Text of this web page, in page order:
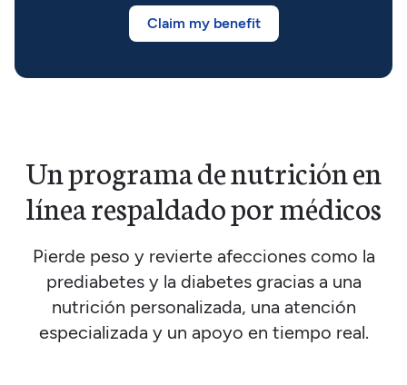
Claim my benefit
Un programa de nutrición en
línearespaldado por médicos
Pierde peso y revierte afecciones como la
prediabetes y la diabetes gracias a una
nutrición personalizada, una atención
especializada y un apoyo en tiempo real.